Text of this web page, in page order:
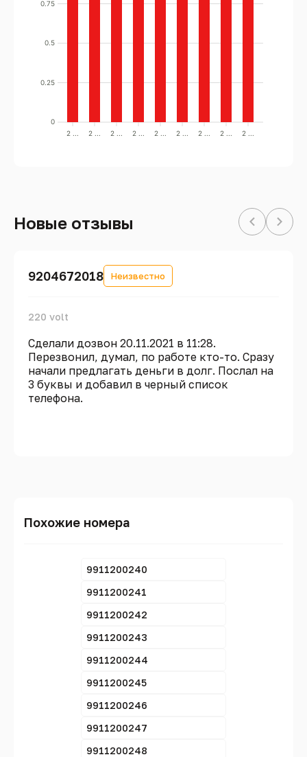
0
0.25
0.5
0.75
2 ... 2 ... 2 ... 2 ... 2 ... 2 ... 2 ... 2 ... 2 ...
Новые отзывы
9204672018 Неизвестно
220 volt
Сделали дозвон 20.11.2021 в 11:28.
Перезвонил, думал, по работе кто-то. Сразу
начали предлагать деньги в долг. Послал на
3 буквы и добавил в черный список
телефона.
Похожие номера
9911200240
9911200241
9911200242
9911200243
9911200244
9911200245
9911200246
9911200247
9911200248